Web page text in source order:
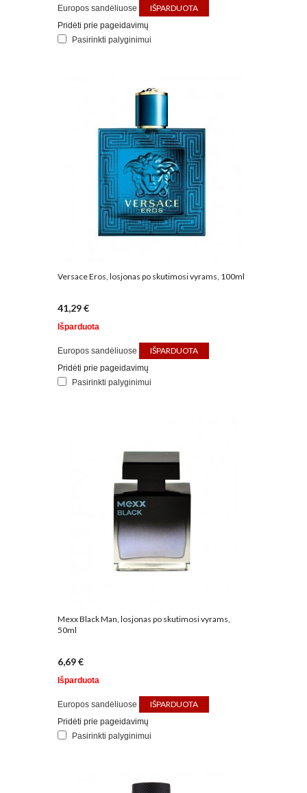
Europos sandėliuose IŠPARDUOTA
Pridėti prie pageidavimų
Pasirinkti palyginimui
Versace Eros, losjonas po skutimosi vyrams, 100ml
41,29 €
Išparduota
Europos sandėliuose IŠPARDUOTA
Pridėti prie pageidavimų
Pasirinkti palyginimui
Mexx Black Man, losjonas po skutimosi vyrams,
50ml
6,69 €
Išparduota
Europos sandėliuose IŠPARDUOTA
Pridėti prie pageidavimų
Pasirinkti palyginimui